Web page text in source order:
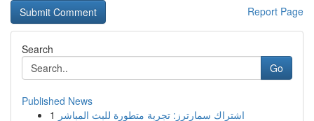
Report Page
Search
Go
Published News
1 اشتراك سمارترز: تجربة متطورة للبث المباشر